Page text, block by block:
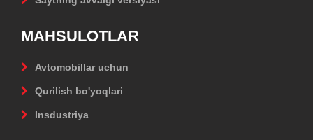
MAHSULOTLAR
Avtomobillar uchun
Qurilish bo'yoqlari
Insdustriya